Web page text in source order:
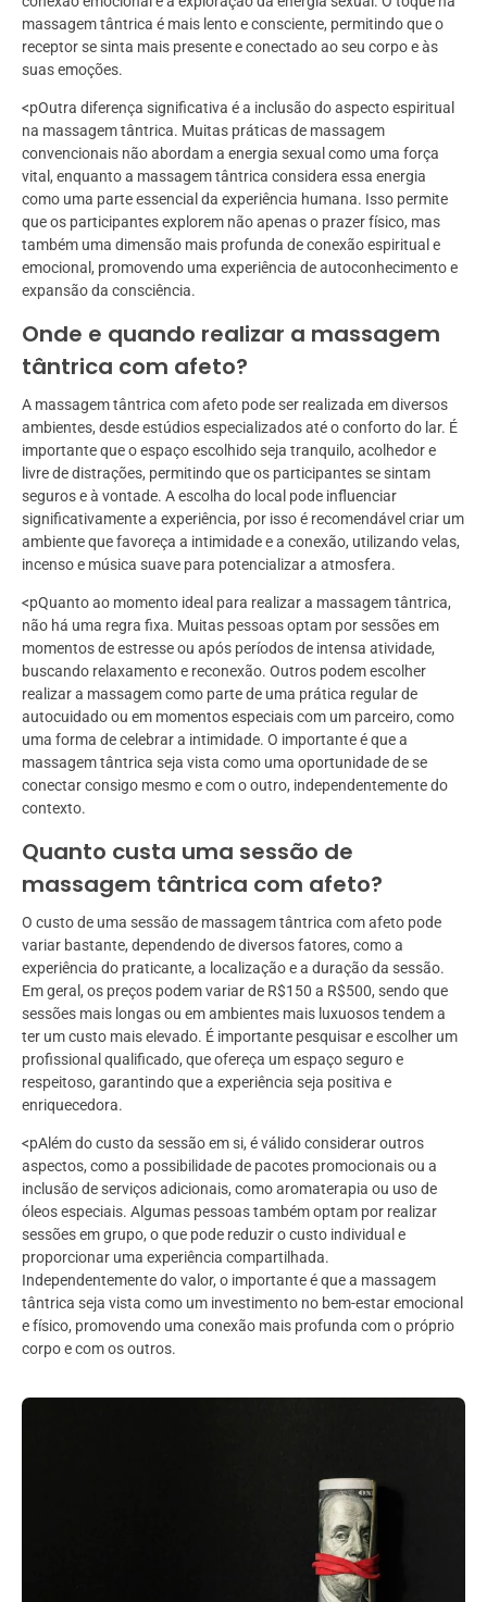
massagem tântrica é mais lento e consciente, permitindo que o
receptor se sinta mais presente e conectado ao seu corpo e às
suas emoções.
<pOutra diferença significativa é a inclusão do aspecto espiritual
na massagem tântrica. Muitas práticas de massagem
convencionais não abordam a energia sexual como uma força
vital, enquanto a massagem tântrica considera essa energia
como uma parte essencial da experiência humana. Isso permite
que os participantes explorem não apenas o prazer físico, mas
também uma dimensão mais profunda de conexão espiritual e
emocional, promovendo uma experiência de autoconhecimento e
expansão da consciência.
Onde e quando realizar a massagem
tântrica com afeto?
A massagem tântrica com afeto pode ser realizada em diversos
ambientes, desde estúdios especializados até o conforto do lar. É
importante que o espaço escolhido seja tranquilo, acolhedor e
livre de distrações, permitindo que os participantes se sintam
seguros e à vontade. A escolha do local pode influenciar
significativamente a experiência, por isso é recomendável criar um
ambiente que favoreça a intimidade e a conexão, utilizando velas,
incenso e música suave para potencializar a atmosfera.
<pQuanto ao momento ideal para realizar a massagem tântrica,
não há uma regra fixa. Muitas pessoas optam por sessões em
momentos de estresse ou após períodos de intensa atividade,
buscando relaxamento e reconexão. Outros podem escolher
realizar a massagem como parte de uma prática regular de
autocuidado ou em momentos especiais com um parceiro, como
uma forma de celebrar a intimidade. O importante é que a
massagem tântrica seja vista como uma oportunidade de se
conectar consigo mesmo e com o outro, independentemente do
contexto.
Quanto custa uma sessão de
massagem tântrica com afeto?
O custo de uma sessão de massagem tântrica com afeto pode
variar bastante, dependendo de diversos fatores, como a
experiência do praticante, a localização e a duração da sessão.
Em geral, os preços podem variar de R$150 a R$500, sendo que
sessões mais longas ou em ambientes mais luxuosos tendem a
ter um custo mais elevado. É importante pesquisar e escolher um
profissional qualificado, que ofereça um espaço seguro e
respeitoso, garantindo que a experiência seja positiva e
enriquecedora.
<pAlém do custo da sessão em si, é válido considerar outros
aspectos, como a possibilidade de pacotes promocionais ou a
inclusão de serviços adicionais, como aromaterapia ou uso de
óleos especiais. Algumas pessoas também optam por realizar
sessões em grupo, o que pode reduzir o custo individual e
proporcionar uma experiência compartilhada.
Independentemente do valor, o importante é que a massagem
tântrica seja vista como um investimento no bem-estar emocional
e físico, promovendo uma conexão mais profunda com o próprio
corpo e com os outros.